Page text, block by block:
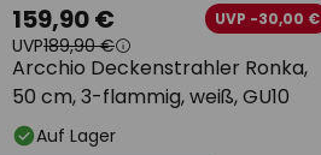
Arcchio Deckenstrahler Ronka,
50 cm, 3-flammig, weiß, GU10
159,90 € UVP -30,00 €
UVP189,90 €
Auf Lager